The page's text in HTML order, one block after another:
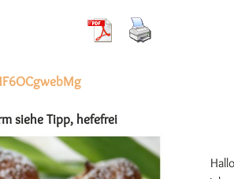
siehe Tipp, hefefrei